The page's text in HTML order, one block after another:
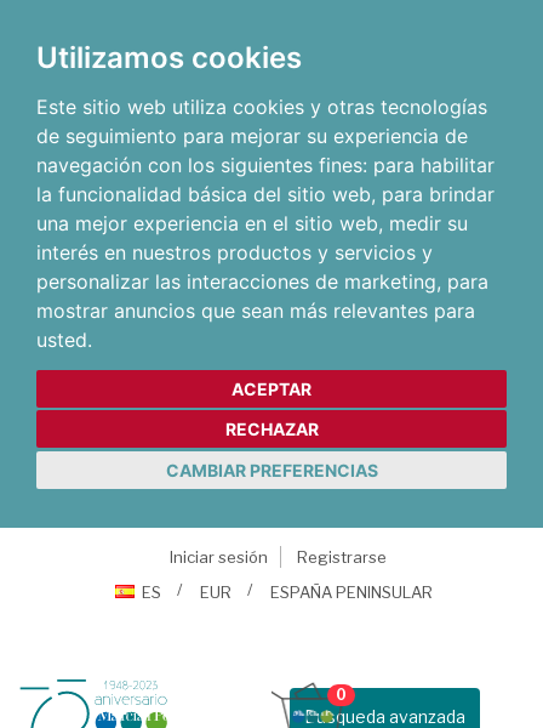
Utilizamos cookies
Este sitio web utiliza cookies y otras tecnologías
de seguimiento para mejorar su experiencia de
navegación con los siguientes fines: para habilitar
la funcionalidad básica del sitio web, para brindar
una mejor experiencia en el sitio web, medir su
interés en nuestros productos y servicios y
personalizar las interacciones de marketing, para
mostrar anuncios que sean más relevantes para
usted.
ACEPTAR
RECHAZAR
CAMBIAR PREFERENCIAS
Iniciar sesión
Registrarse
ES
EUR ESPAÑA PENINSULAR
Busqueda avanzada
0